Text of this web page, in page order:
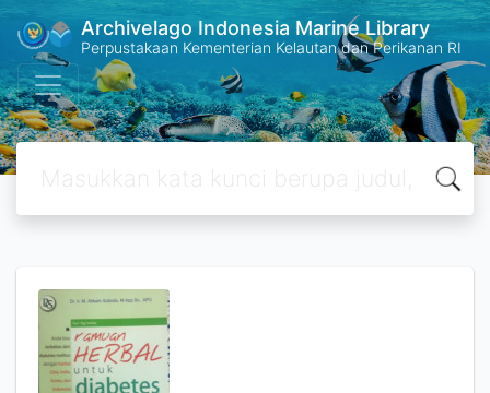
Archivelago Indonesia Marine Library
Perpustakaan Kementerian Kelautan dan Perikanan RI